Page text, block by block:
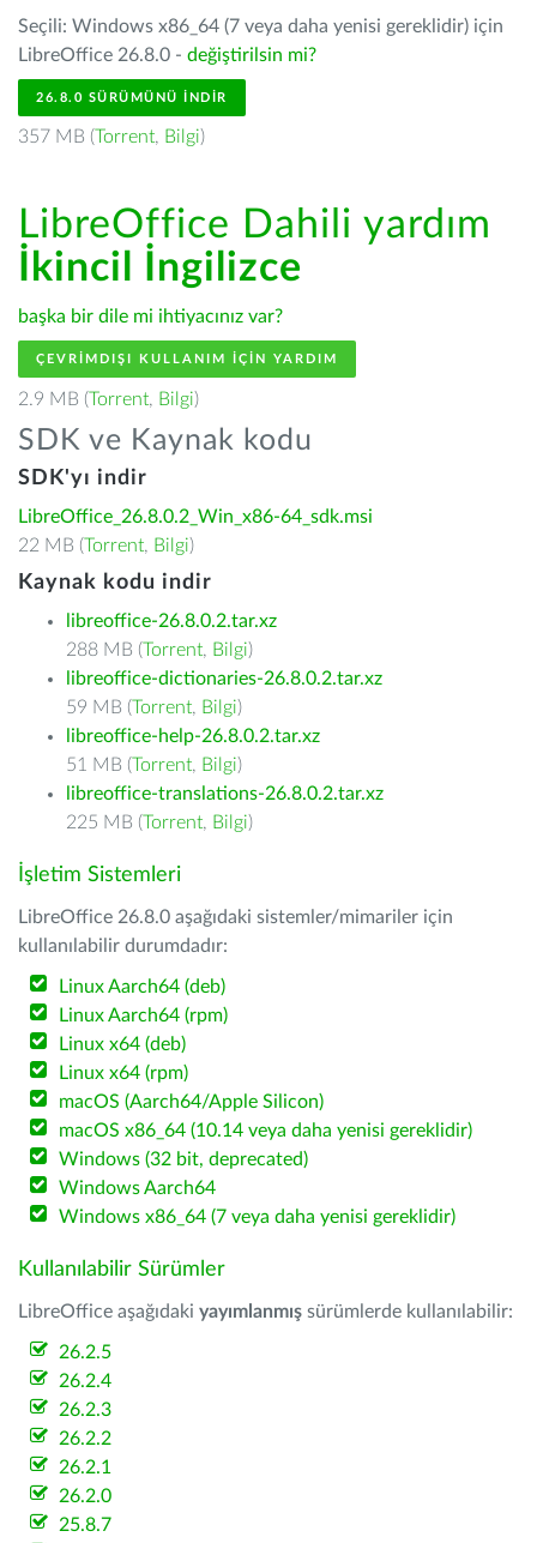
Seçili: Windows x86_64 (7 veya daha yenisi gereklidir) için
LibreOffice 26.8.0 - değiştirilsin mi?
26.8.0 SÜRÜMÜNÜ İNDIR
357 MB (Torrent, Bilgi)
LibreOffice Dahili yardım
İkincil İngilizce
başka bir dile mi ihtiyacınız var?
ÇEVRIMDIŞI KULLANIM IÇIN YARDIM
2.9 MB (Torrent, Bilgi)
SDK ve Kaynak kodu
SDK'yı indir
LibreOffice_26.8.0.2_Win_x86-64_sdk.msi
22 MB (Torrent, Bilgi)
Kaynak kodu indir
libreoffice-26.8.0.2.tar.xz
288 MB (Torrent, Bilgi)
libreoffice-dictionaries-26.8.0.2.tar.xz
59 MB (Torrent, Bilgi)
libreoffice-help-26.8.0.2.tar.xz
51 MB (Torrent, Bilgi)
libreoffice-translations-26.8.0.2.tar.xz
225 MB (Torrent, Bilgi)
İşletim Sistemleri
LibreOffice 26.8.0 aşağıdaki sistemler/mimariler için
kullanılabilir durumdadır:
Linux Aarch64 (deb)
Linux Aarch64 (rpm)
Linux x64 (deb)
Linux x64 (rpm)
macOS (Aarch64/Apple Silicon)
macOS x86_64 (10.14 veya daha yenisi gereklidir)
Windows (32 bit, deprecated)
Windows Aarch64
Windows x86_64 (7 veya daha yenisi gereklidir)
Kullanılabilir Sürümler
LibreOffice aşağıdaki yayımlanmış sürümlerde kullanılabilir:
26.2.5
26.2.4
26.2.3
26.2.2
26.2.1
26.2.0
25.8.7